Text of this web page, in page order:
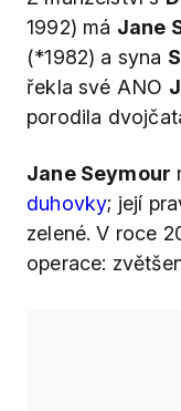
1992) má Jane
(*1982) a syna
řekla své ANO
porodila
Jane Seymour
duhovky; její
zelené. V roce
operace: